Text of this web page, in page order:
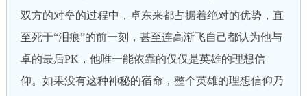
双方的对垒的过程中，卓东来都占据着绝对的优势，直
至死于“泪痕”的前一刻，甚至连高渐飞自己都认为他与
卓的最后PK，他唯一能依靠的仅仅是英雄的理想信
仰。如果没有这种神秘的宿命，整个英雄的理想信仰乃